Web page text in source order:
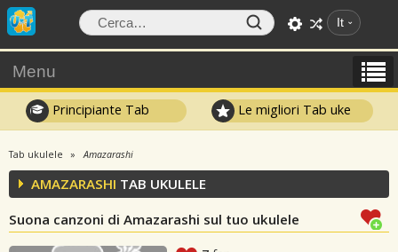
It
Menu
Principiante Tab Le migliori Tab uke
Tab ukulele Amazarashi
AMAZARASHI TAB UKULELE
Suona canzoni di Amazarashi sul tuo ukulele